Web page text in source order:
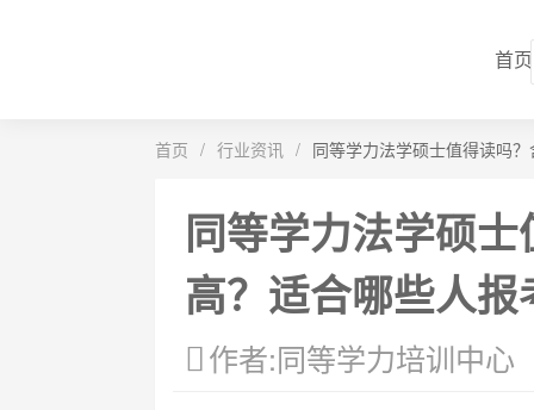
首页
首页 / 行业资讯 / 同等学力法学硕士值得读吗
同等学力法学硕
高？适合哪些人报
作者:同等学力培训中心